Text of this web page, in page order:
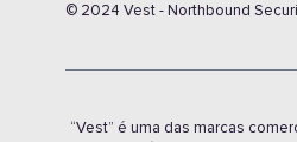
© 2024 Vest - Northbound
“Vest” é uma das marcas